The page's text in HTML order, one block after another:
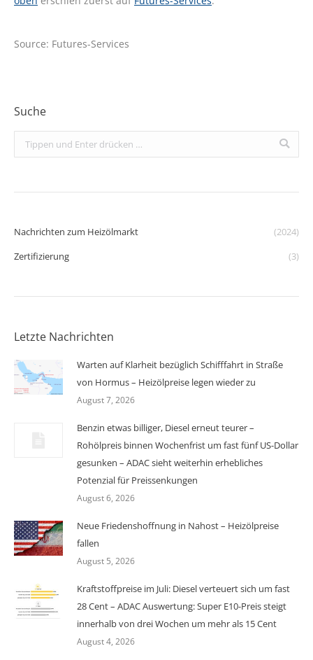
Source: Futures-Services
Suche
Search:
Nachrichten zum Heizölmarkt
(2024)
Zertifizierung
(3)
Letzte Nachrichten
Warten auf Klarheit bezüglich Schifffahrt in Straße
von Hormus – Heizölpreise legen wieder zu
August 7, 2026
Benzin etwas billiger, Diesel erneut teurer –
Rohölpreis binnen Wochenfrist um fast fünf US-Dollar
gesunken – ADAC sieht weiterhin erhebliches
Potenzial für Preissenkungen
August 6, 2026
Neue Friedenshoffnung in Nahost – Heizölpreise
fallen
August 5, 2026
Kraftstoffpreise im Juli: Diesel verteuert sich um fast
28 Cent – ADAC Auswertung: Super E10-Preis steigt
innerhalb von drei Wochen um mehr als 15 Cent
August 4, 2026